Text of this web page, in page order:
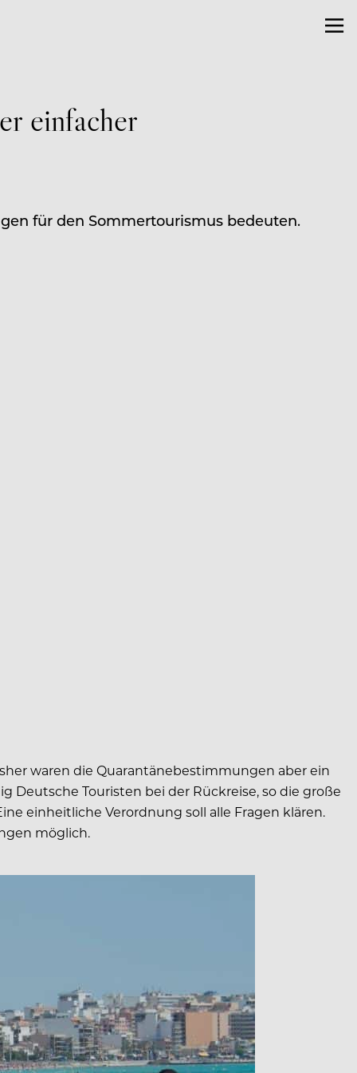
einfacher
für den Sommertourismus bedeuten.
waren die Quarantänebestimmungen aber ein
Deutsche Touristen bei der Rückreise, so die große
einheitliche Verordnung soll alle Fragen klären.
möglich.